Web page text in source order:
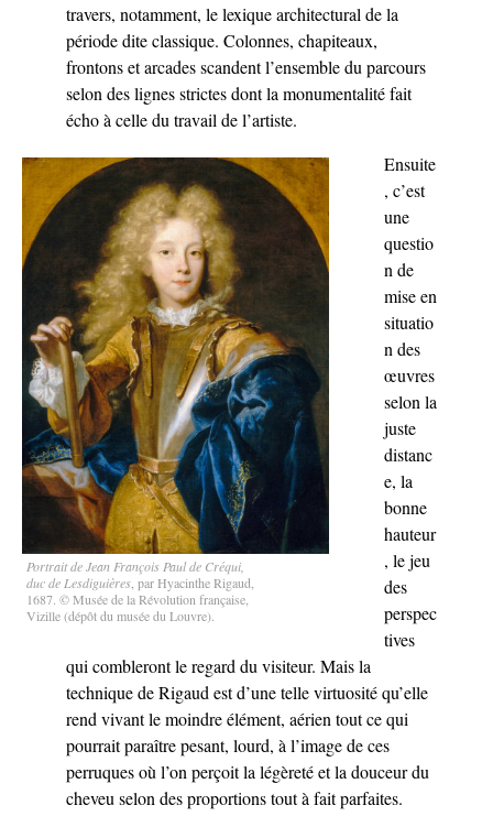
travers, notamment, le lexique architectural de la
période dite classique. Colonnes, chapiteaux,
frontons et arcades scandent l’ensemble du parcours
selon des lignes strictes dont la monumentalité fait
écho à celle du travail de l’artiste.
Portrait de Jean François Paul de Créqui,
duc de Lesdiguières , par Hyacinthe Rigaud,
1687. © Musée de la Révolution française,
Vizille (dépôt du musée du Louvre).
Ensuite
, c’est
une
questio
n de
mise en
situatio
n des
œuvres
selon la
juste
distanc
e, la
bonne
hauteur
, le jeu
des
perspec
tives
qui combleront le regard du visiteur. Mais la
technique de Rigaud est d’une telle virtuosité qu’elle
rend vivant le moindre élément, aérien tout ce qui
pourrait paraître pesant, lourd, à l’image de ces
perruques où l’on perçoit la légèreté et la douceur du
cheveu selon des proportions tout à fait parfaites.